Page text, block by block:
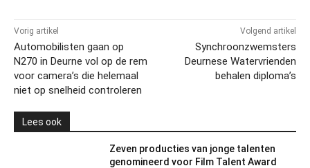
Vorig artikel
Automobilisten gaan op
N270 in Deurne vol op de rem
voor camera’s die helemaal
niet op snelheid controleren
Volgend artikel
Synchroonzwemsters
Deurnese Watervrienden
behalen diploma’s
Lees ook
Zeven producties van jonge talenten
genomineerd voor Film Talent Award